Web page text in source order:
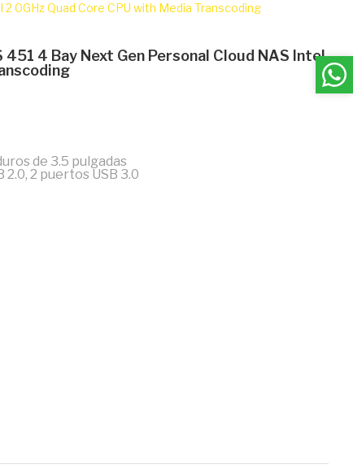
0GHz Quad Core CPU with Media Transcoding
451 4 Bay Next Gen Personal Cloud NAS Intel
de 3.5 pulgadas
2 puertos USB 3.0